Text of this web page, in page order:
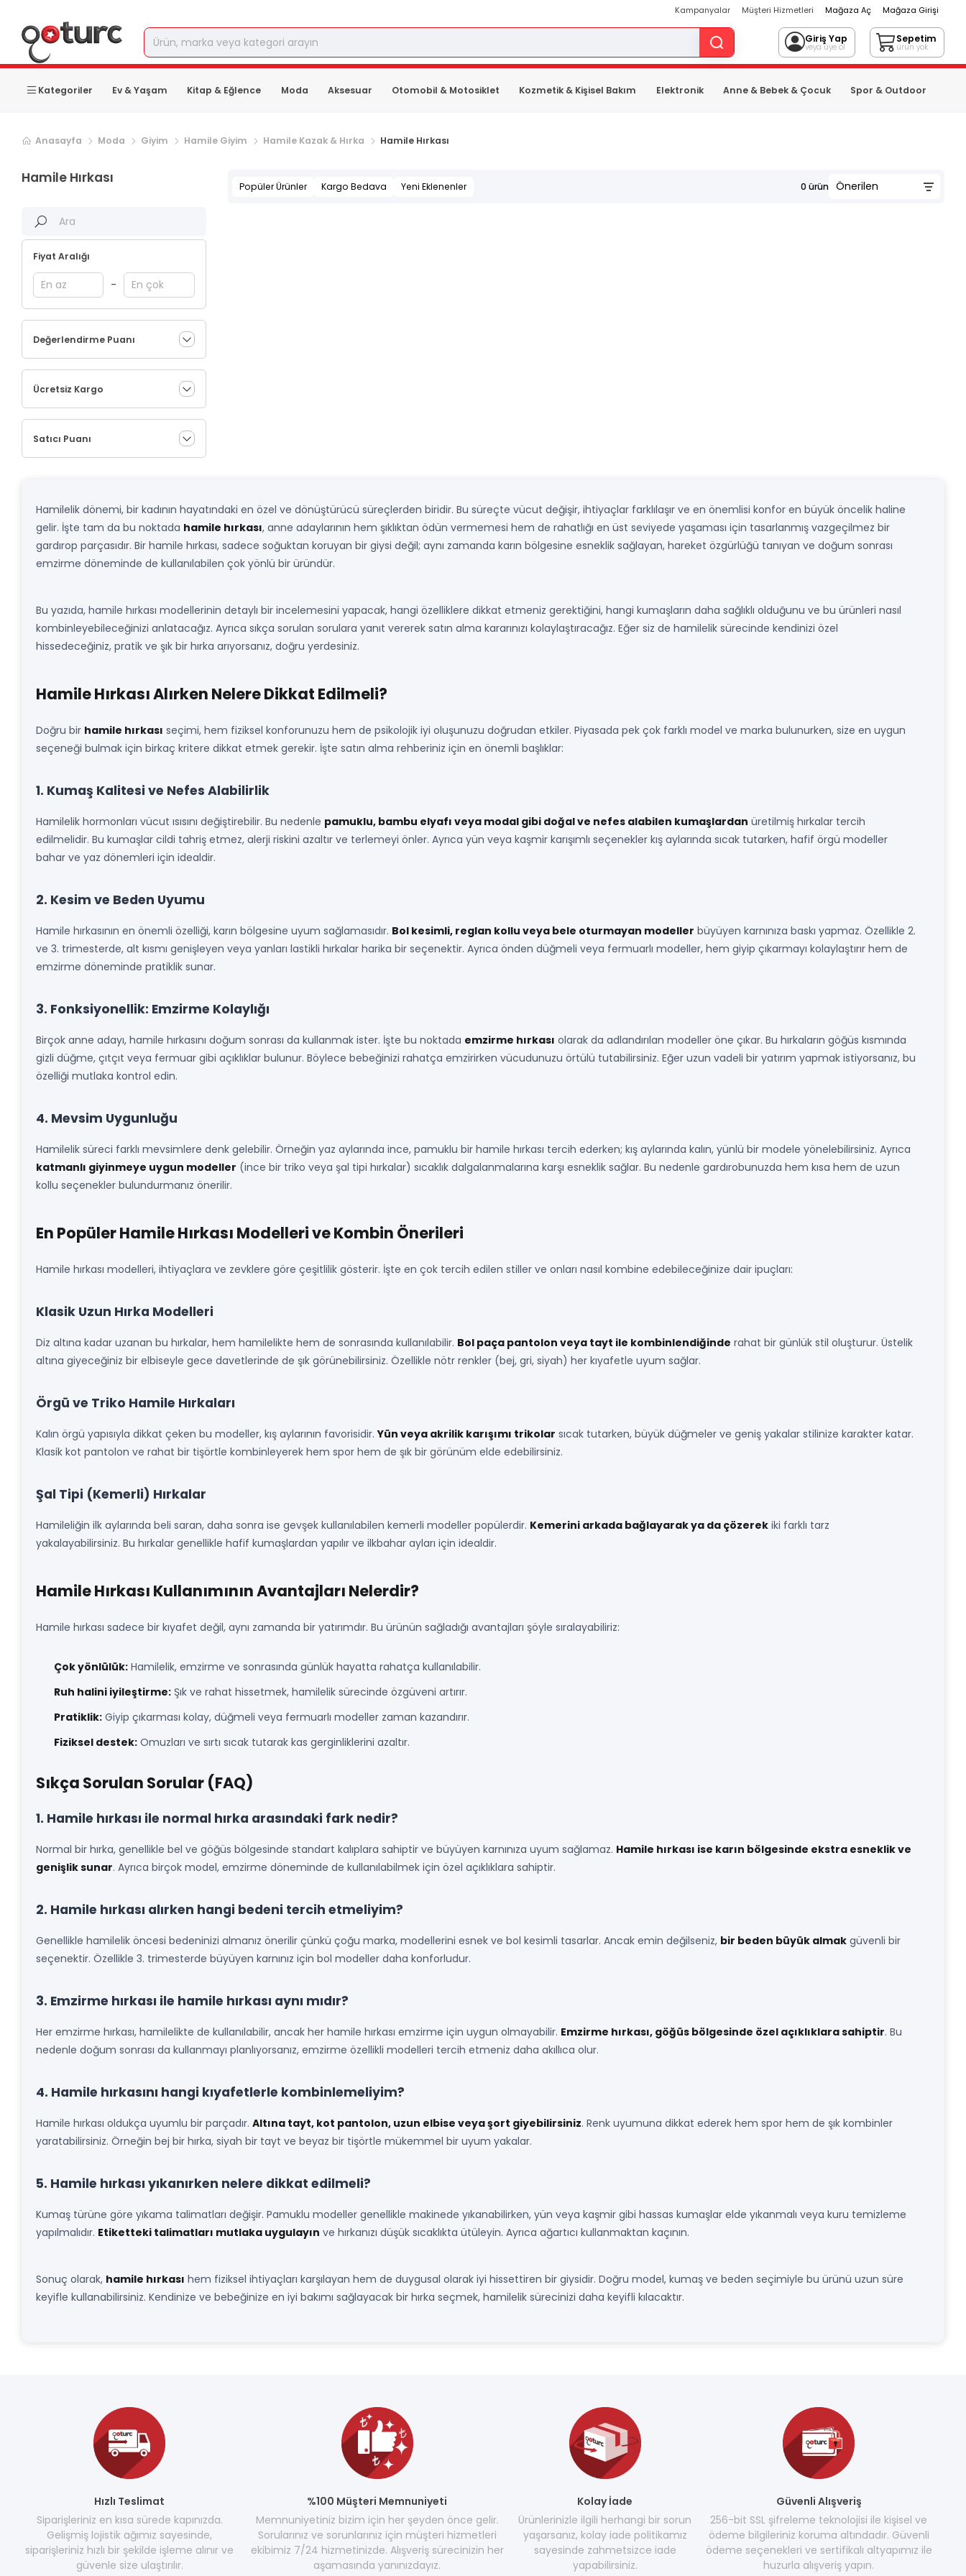
Kampanyalar Müşteri Hizmetleri Mağaza Aç Mağaza Girişi
Giriş Yap
veya üye ol
Sepetim
ürün yok
Kategoriler Ev & Yaşam Kitap & Eğlence Moda Aksesuar Otomobil & Motosiklet Kozmetik & Kişisel Bakım Elektronik Anne & Bebek & Çocuk Spor & Outdoor
Anasayfa Moda Giyim Hamile Giyim Hamile Kazak & Hırka Hamile Hırkası
Hamile Hırkası
Fiyat Aralığı
-
Değerlendirme Puanı
Ücretsiz Kargo
Satıcı Puanı
Popüler Ürünler Kargo Bedava Yeni Eklenenler 0 ürün
Hamilelik dönemi, bir kadının hayatındaki en özel ve dönüştürücü süreçlerden biridir. Bu süreçte vücut değişir, ihtiyaçlar farklılaşır ve en önemlisi konfor en büyük öncelik haline
gelir. İşte tam da bu noktada hamile hırkası, anne adaylarının hem şıklıktan ödün vermemesi hem de rahatlığı en üst seviyede yaşaması için tasarlanmış vazgeçilmez bir
gardırop parçasıdır. Bir hamile hırkası, sadece soğuktan koruyan bir giysi değil; aynı zamanda karın bölgesine esneklik sağlayan, hareket özgürlüğü tanıyan ve doğum sonrası
emzirme döneminde de kullanılabilen çok yönlü bir üründür.
Bu yazıda, hamile hırkası modellerinin detaylı bir incelemesini yapacak, hangi özelliklere dikkat etmeniz gerektiğini, hangi kumaşların daha sağlıklı olduğunu ve bu ürünleri nasıl
kombinleyebileceğinizi anlatacağız. Ayrıca sıkça sorulan sorulara yanıt vererek satın alma kararınızı kolaylaştıracağız. Eğer siz de hamilelik sürecinde kendinizi özel
hissedeceğiniz, pratik ve şık bir hırka arıyorsanız, doğru yerdesiniz.
Hamile Hırkası Alırken Nelere Dikkat Edilmeli?
Doğru bir hamile hırkası seçimi, hem fiziksel konforunuzu hem de psikolojik iyi oluşunuzu doğrudan etkiler. Piyasada pek çok farklı model ve marka bulunurken, size en uygun
seçeneği bulmak için birkaç kritere dikkat etmek gerekir. İşte satın alma rehberiniz için en önemli başlıklar:
1. Kumaş Kalitesi ve Nefes Alabilirlik
Hamilelik hormonları vücut ısısını değiştirebilir. Bu nedenle pamuklu, bambu elyafı veya modal gibi doğal ve nefes alabilen kumaşlardan üretilmiş hırkalar tercih
edilmelidir. Bu kumaşlar cildi tahriş etmez, alerji riskini azaltır ve terlemeyi önler. Ayrıca yün veya kaşmir karışımlı seçenekler kış aylarında sıcak tutarken, hafif örgü modeller
bahar ve yaz dönemleri için idealdir.
2. Kesim ve Beden Uyumu
Hamile hırkasının en önemli özelliği, karın bölgesine uyum sağlamasıdır. Bol kesimli, reglan kollu veya bele oturmayan modeller büyüyen karnınıza baskı yapmaz. Özellikle 2.
ve 3. trimesterde, alt kısmı genişleyen veya yanları lastikli hırkalar harika bir seçenektir. Ayrıca önden düğmeli veya fermuarlı modeller, hem giyip çıkarmayı kolaylaştırır hem de
emzirme döneminde pratiklik sunar.
3. Fonksiyonellik: Emzirme Kolaylığı
Birçok anne adayı, hamile hırkasını doğum sonrası da kullanmak ister. İşte bu noktada emzirme hırkası olarak da adlandırılan modeller öne çıkar. Bu hırkaların göğüs kısmında
gizli düğme, çıtçıt veya fermuar gibi açıklıklar bulunur. Böylece bebeğinizi rahatça emzirirken vücudunuzu örtülü tutabilirsiniz. Eğer uzun vadeli bir yatırım yapmak istiyorsanız, bu
özelliği mutlaka kontrol edin.
4. Mevsim Uygunluğu
Hamilelik süreci farklı mevsimlere denk gelebilir. Örneğin yaz aylarında ince, pamuklu bir hamile hırkası tercih ederken; kış aylarında kalın, yünlü bir modele yönelebilirsiniz. Ayrıca
katmanlı giyinmeye uygun modeller (ince bir triko veya şal tipi hırkalar) sıcaklık dalgalanmalarına karşı esneklik sağlar. Bu nedenle gardırobunuzda hem kısa hem de uzun
kollu seçenekler bulundurmanız önerilir.
En Popüler Hamile Hırkası Modelleri ve Kombin Önerileri
Hamile hırkası modelleri, ihtiyaçlara ve zevklere göre çeşitlilik gösterir. İşte en çok tercih edilen stiller ve onları nasıl kombine edebileceğinize dair ipuçları:
Klasik Uzun Hırka Modelleri
Diz altına kadar uzanan bu hırkalar, hem hamilelikte hem de sonrasında kullanılabilir. Bol paça pantolon veya tayt ile kombinlendiğinde rahat bir günlük stil oluşturur. Üstelik
altına giyeceğiniz bir elbiseyle gece davetlerinde de şık görünebilirsiniz. Özellikle nötr renkler (bej, gri, siyah) her kıyafetle uyum sağlar.
Örgü ve Triko Hamile Hırkaları
Kalın örgü yapısıyla dikkat çeken bu modeller, kış aylarının favorisidir.Yün veya akrilik karışımı trikolar sıcak tutarken, büyük düğmeler ve geniş yakalar stilinize karakter katar.
Klasik kot pantolon ve rahat bir tişörtle kombinleyerek hem spor hem de şık bir görünüm elde edebilirsiniz.
Şal Tipi (Kemerli) Hırkalar
Hamileliğin ilk aylarında beli saran, daha sonra ise gevşek kullanılabilen kemerli modeller popülerdir. Kemerini arkada bağlayarak ya da çözerek iki farklı tarz
yakalayabilirsiniz. Bu hırkalar genellikle hafif kumaşlardan yapılır ve ilkbahar ayları için idealdir.
Hamile Hırkası Kullanımının Avantajları Nelerdir?
Hamile hırkası sadece bir kıyafet değil, aynı zamanda bir yatırımdır. Bu ürünün sağladığı avantajları şöyle sıralayabiliriz:
Çok yönlülük: Hamilelik, emzirme ve sonrasında günlük hayatta rahatça kullanılabilir.
Ruh halini iyileştirme: Şık ve rahat hissetmek, hamilelik sürecinde özgüveni artırır.
Pratiklik: Giyip çıkarması kolay, düğmeli veya fermuarlı modeller zaman kazandırır.
Fiziksel destek: Omuzları ve sırtı sıcak tutarak kas gerginliklerini azaltır.
Sıkça Sorulan Sorular (FAQ)
1. Hamile hırkası ile normal hırka arasındaki fark nedir?
Normal bir hırka, genellikle bel ve göğüs bölgesinde standart kalıplara sahiptir ve büyüyen karnınıza uyum sağlamaz. Hamile hırkası ise karın bölgesinde ekstra esneklik ve
genişlik sunar. Ayrıca birçok model, emzirme döneminde de kullanılabilmek için özel açıklıklara sahiptir.
2. Hamile hırkası alırken hangi bedeni tercih etmeliyim?
Genellikle hamilelik öncesi bedeninizi almanız önerilir çünkü çoğu marka, modellerini esnek ve bol kesimli tasarlar. Ancak emin değilseniz, bir beden büyük almak güvenli bir
seçenektir. Özellikle 3. trimesterde büyüyen karnınız için bol modeller daha konforludur.
3. Emzirme hırkası ile hamile hırkası aynı mıdır?
Her emzirme hırkası, hamilelikte de kullanılabilir, ancak her hamile hırkası emzirme için uygun olmayabilir. Emzirme hırkası, göğüs bölgesinde özel açıklıklara sahiptir. Bu
nedenle doğum sonrası da kullanmayı planlıyorsanız, emzirme özellikli modelleri tercih etmeniz daha akıllıca olur.
4. Hamile hırkasını hangi kıyafetlerle kombinlemeliyim?
Hamile hırkası oldukça uyumlu bir parçadır. Altına tayt, kot pantolon, uzun elbise veya şort giyebilirsiniz. Renk uyumuna dikkat ederek hem spor hem de şık kombinler
yaratabilirsiniz. Örneğin bej bir hırka, siyah bir tayt ve beyaz bir tişörtle mükemmel bir uyum yakalar.
5. Hamile hırkası yıkanırken nelere dikkat edilmeli?
Kumaş türüne göre yıkama talimatları değişir. Pamuklu modeller genellikle makinede yıkanabilirken, yün veya kaşmir gibi hassas kumaşlar elde yıkanmalı veya kuru temizleme
yapılmalıdır. Etiketteki talimatları mutlaka uygulayın ve hırkanızı düşük sıcaklıkta ütüleyin. Ayrıca ağartıcı kullanmaktan kaçının.
Sonuç olarak, hamile hırkası hem fiziksel ihtiyaçları karşılayan hem de duygusal olarak iyi hissettiren bir giysidir. Doğru model, kumaş ve beden seçimiyle bu ürünü uzun süre
keyifle kullanabilirsiniz. Kendinize ve bebeğinize en iyi bakımı sağlayacak bir hırka seçmek, hamilelik sürecinizi daha keyifli kılacaktır.
Hızlı Teslimat
Siparişleriniz en kısa sürede kapınızda.
Gelişmiş lojistik ağımız sayesinde,
siparişleriniz hızlı bir şekilde işleme alınır ve
güvenle size ulaştırılır.
%100 Müşteri Memnuniyeti
Memnuniyetiniz bizim için her şeyden önce gelir.
Sorularınız ve sorunlarınız için müşteri hizmetleri
ekibimiz 7/24 hizmetinizde. Alışveriş sürecinizin her
aşamasında yanınızdayız.
Kolay İade
Ürünlerinizle ilgili herhangi bir sorun
yaşarsanız, kolay iade politikamız
sayesinde zahmetsizce iade
yapabilirsiniz.
Güvenli Alışveriş
256-bit SSL şifreleme teknolojisi ile kişisel ve
ödeme bilgileriniz koruma altındadır. Güvenli
ödeme seçenekleri ve sertifikalı altyapımız ile
huzurla alışveriş yapın.